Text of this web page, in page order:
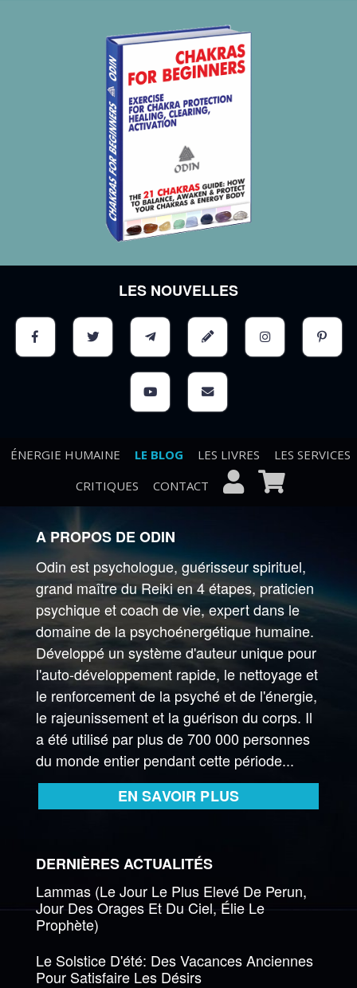
LES NOUVELLES
ÉNERGIE HUMAINE LE BLOG LES LIVRES
LES SERVICES
CRITIQUES
CONTACT
A PROPOS DE ODIN
Odin est psychologue, guérisseur spirituel,
grand maître du Reiki en 4 étapes, praticien
psychique et coach de vie, expert dans le
domaine de la psychoénergétique humaine.
Développé un système d'auteur unique pour
l'auto-développement rapide, le nettoyage et
le renforcement de la psyché et de l'énergie,
le rajeunissement et la guérison du corps. Il
a été utilisé par plus de 700 000 personnes
du monde entier pendant cette période...
EN SAVOIR PLUS
DERNIÈRES ACTUALITÉS
Lammas (Le Jour Le Plus Elevé De Perun,
Jour Des Orages Et Du Ciel, Élie Le
Prophète)
Le Solstice D'été: Des Vacances Anciennes
Pour Satisfaire Les Désirs